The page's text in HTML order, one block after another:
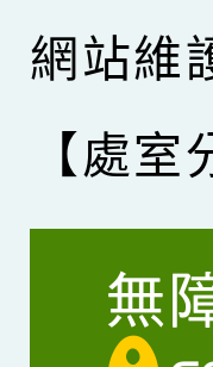
網站維
【處室